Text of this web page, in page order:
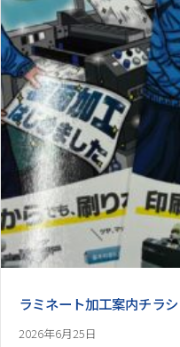
ラミネート加工案内チラシ
2026年6月25日